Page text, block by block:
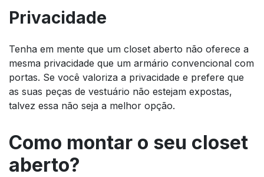
Privacidade
Tenha em mente que um closet aberto não oferece a
mesma privacidade que um armário convencional com
portas. Se você valoriza a privacidade e prefere que
as suas peças de vestuário não estejam expostas,
talvez essa não seja a melhor opção.
Como montar o seu closet
aberto?